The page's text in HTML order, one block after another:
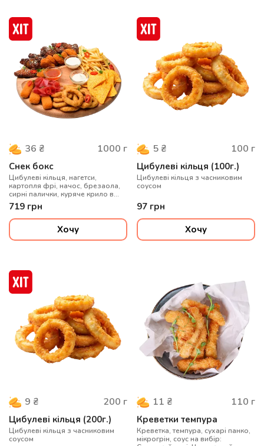
36 ₴ 1000 г
Снек бокс
Цибулеві кільця, нагетси,
картопля фрі, начос, брезаола,
сирні палички, куряче крило в
соусі барбекю;соуси -
часниковий, цезар, солодкий
чилі; мікрогрін, перець чилі
свіжий гострий
719 грн
Хочу
5 ₴ 100 г
Цибулеві кільця (100г.)
Цибулеві кільця з часниковим
соусом
97 грн
Хочу
9 ₴ 200 г
Цибулеві кільця (200г.)
Цибулеві кільця з часниковим
соусом
11 ₴ 110 г
Креветки темпура
Креветка, темпура, сухарі панко,
мікрогрін, соус на вибір: